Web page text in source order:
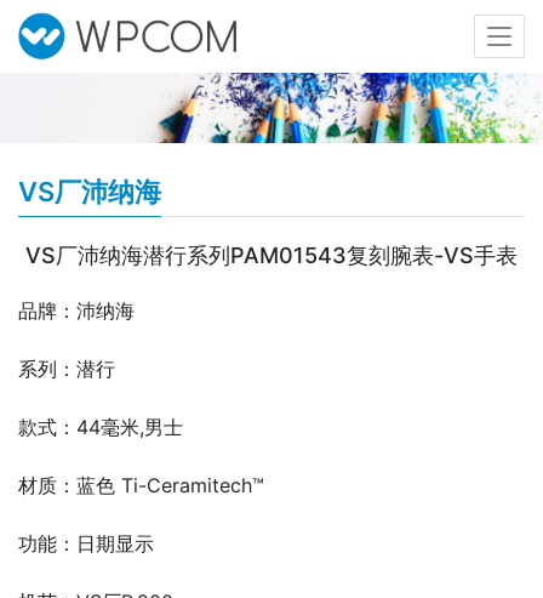
VS厂沛纳海
VS厂沛纳海潜行系列PAM01543复刻腕表-VS手表
品牌：沛纳海
系列：潜行
款式：44毫米,男士
材质：蓝色 Ti-Ceramitech™
功能：日期显示